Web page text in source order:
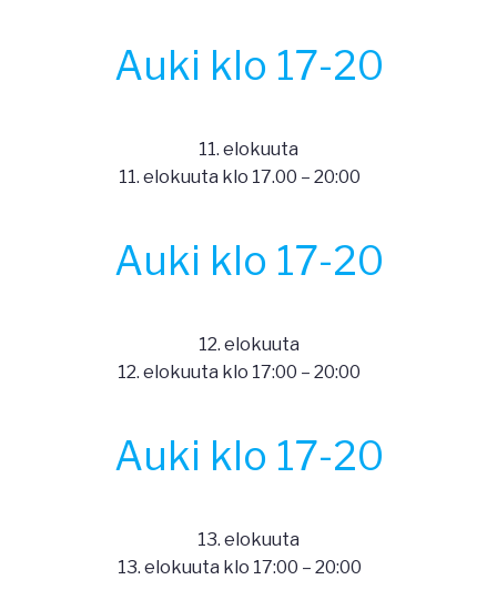
Auki klo 17-20
11. elokuuta
11. elokuuta klo 17.00 – 20:00
Auki klo 17-20
12. elokuuta
12. elokuuta klo 17:00 – 20:00
Auki klo 17-20
13. elokuuta
13. elokuuta klo 17:00 – 20:00